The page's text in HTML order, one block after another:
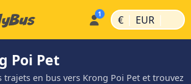
€ | EUR |
Poi Pet
trajets en bus vers Krong Poi Pet et trouvez